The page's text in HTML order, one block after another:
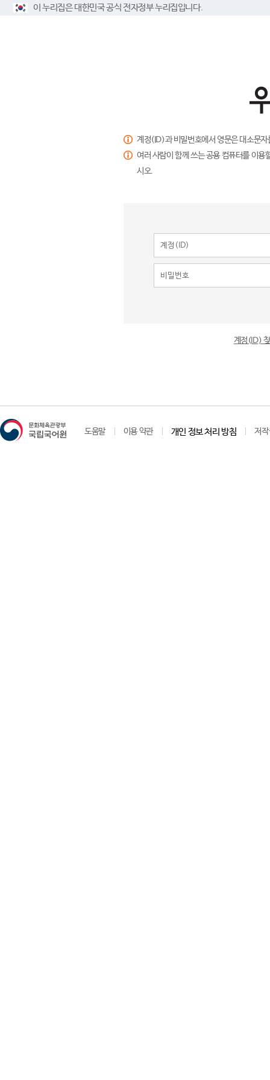
이 누리집은 대한민국 공식 전자정부 누리집입니다.
계정(ID)과 비밀번호에서 영문은 대소문
여러 사람이 함께 쓰는 공용 컴퓨터를 이
시오.
계정(ID)
도움말 이용 약관 개인 정보 처리 방침 저